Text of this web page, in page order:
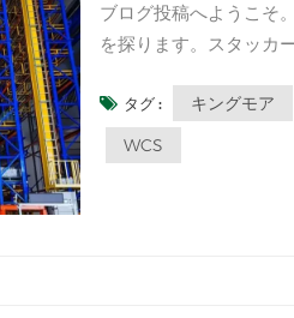
ブログ投稿へようこそ
を探ります。スタッカ
スタッカーの利点を掘
要素である理由を説明し
タグ : キングモア
WCS